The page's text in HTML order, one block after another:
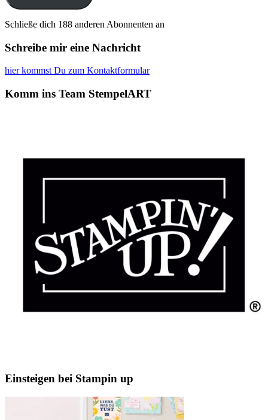
Schließe dich 188 anderen Abonnenten an
Schreibe mir eine Nachricht
hier kommst Du zum Kontaktformular
Komm ins Team StempelART
Einsteigen bei Stampin up